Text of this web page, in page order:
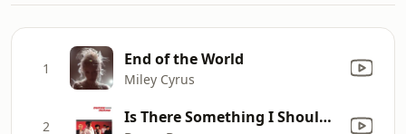
1 End of the World
Miley Cyrus
2 Is There Something I Should Know?